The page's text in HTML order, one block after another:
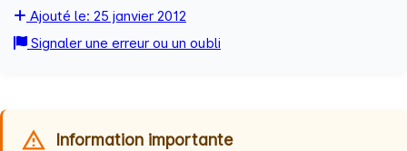
Ajouté le: 25 janvier 2012
Signaler une erreur ou un oubli
Information importante